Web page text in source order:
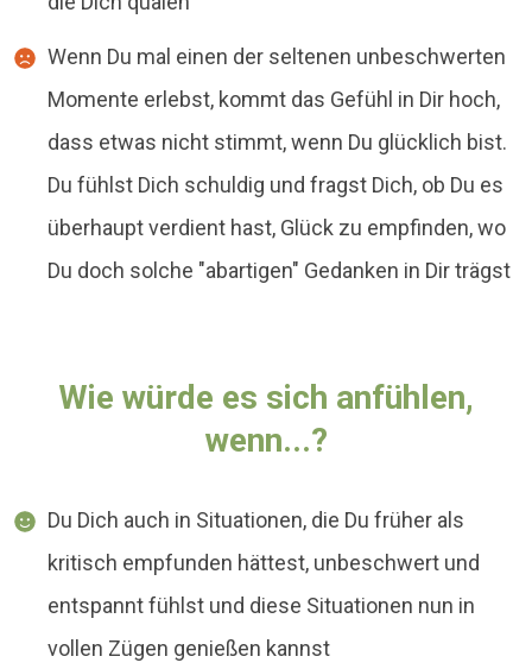
Wenn Du mal einen der seltenen unbeschwerten
Momente erlebst, kommt das Gefühl in Dir hoch,
dass etwas nicht stimmt, wenn Du glücklich bist.
Du fühlst Dich schuldig und fragst Dich, ob Du es
überhaupt verdient hast, Glück zu empfinden, wo
Du doch solche "abartigen" Gedanken in Dir trägst
Wie würde es sich anfühlen,
wenn...?
Du Dich auch in Situationen, die Du früher als
kritisch empfunden hättest, unbeschwert und
entspannt fühlst und diese Situationen nun in
vollen Zügen genießen kannst